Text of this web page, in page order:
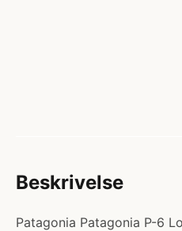
Beskrivelse
Patagonia Patagonia P-6